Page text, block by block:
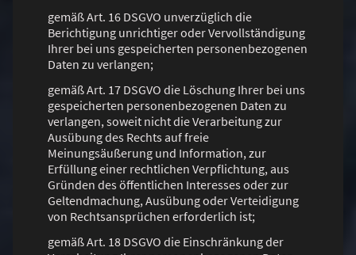
gemäß Art. 16 DSGVO unverzüglich die
Berichtigung unrichtiger oder Vervollständigung
Ihrer bei uns gespeicherten personenbezogenen
Daten zu verlangen;
gemäß Art. 17 DSGVO die Löschung Ihrer bei uns
gespeicherten personenbezogenen Daten zu
verlangen, soweit nicht die Verarbeitung zur
Ausübung des Rechts auf freie
Meinungsäußerung und Information, zur
Erfüllung einer rechtlichen Verpflichtung, aus
Gründen des öffentlichen Interesses oder zur
Geltendmachung, Ausübung oder Verteidigung
von Rechtsansprüchen erforderlich ist;
gemäß Art. 18 DSGVO die Einschränkung der